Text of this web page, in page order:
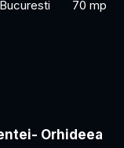
70 mp
Orhideea